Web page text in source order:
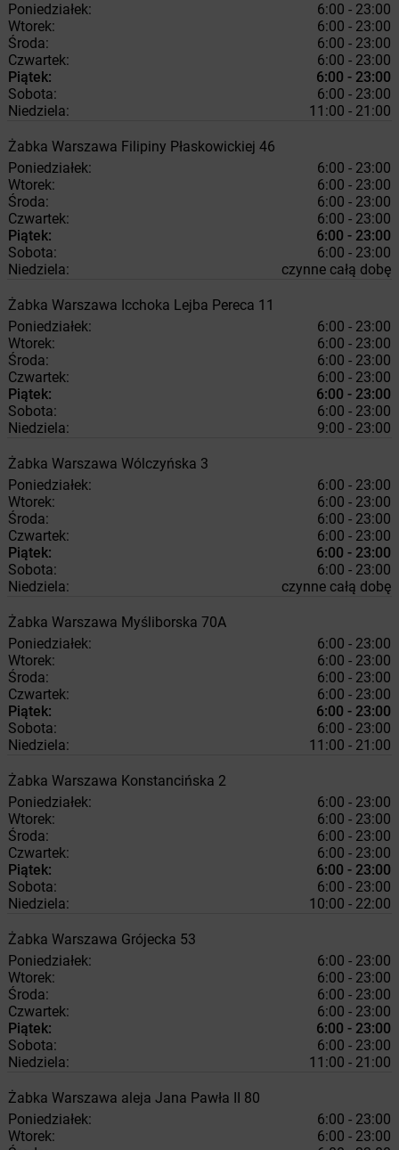
Poniedziałek:
6:00 - 23:00
Wtorek:
6:00 - 23:00
Środa:
6:00 - 23:00
Czwartek:
6:00 - 23:00
Piątek:
6:00 - 23:00
Sobota:
6:00 - 23:00
Niedziela:
11:00 - 21:00
Żabka Warszawa Filipiny Płaskowickiej 46
Poniedziałek:
6:00 - 23:00
Wtorek:
6:00 - 23:00
Środa:
6:00 - 23:00
Czwartek:
6:00 - 23:00
Piątek:
6:00 - 23:00
Sobota:
6:00 - 23:00
Niedziela:
czynne całą dobę
Żabka Warszawa Icchoka Lejba Pereca 11
Poniedziałek:
6:00 - 23:00
Wtorek:
6:00 - 23:00
Środa:
6:00 - 23:00
Czwartek:
6:00 - 23:00
Piątek:
6:00 - 23:00
Sobota:
6:00 - 23:00
Niedziela:
9:00 - 23:00
Żabka Warszawa Wólczyńska 3
Poniedziałek:
6:00 - 23:00
Wtorek:
6:00 - 23:00
Środa:
6:00 - 23:00
Czwartek:
6:00 - 23:00
Piątek:
6:00 - 23:00
Sobota:
6:00 - 23:00
Niedziela:
czynne całą dobę
Żabka Warszawa Myśliborska 70A
Poniedziałek:
6:00 - 23:00
Wtorek:
6:00 - 23:00
Środa:
6:00 - 23:00
Czwartek:
6:00 - 23:00
Piątek:
6:00 - 23:00
Sobota:
6:00 - 23:00
Niedziela:
11:00 - 21:00
Żabka Warszawa Konstancińska 2
Poniedziałek:
6:00 - 23:00
Wtorek:
6:00 - 23:00
Środa:
6:00 - 23:00
Czwartek:
6:00 - 23:00
Piątek:
6:00 - 23:00
Sobota:
6:00 - 23:00
Niedziela:
10:00 - 22:00
Żabka Warszawa Grójecka 53
Poniedziałek:
6:00 - 23:00
Wtorek:
6:00 - 23:00
Środa:
6:00 - 23:00
Czwartek:
6:00 - 23:00
Piątek:
6:00 - 23:00
Sobota:
6:00 - 23:00
Niedziela:
11:00 - 21:00
Żabka Warszawa aleja Jana Pawła II 80
Poniedziałek:
6:00 - 23:00
Wtorek:
6:00 - 23:00